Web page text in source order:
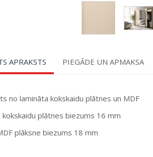
APRAKSTS PIEGĀDE UN APMAKSA
no lamināta kokskaidu plātnes un MDF
kokskaidu plātnes biezums 16 mm
plāksne biezums 18 mm